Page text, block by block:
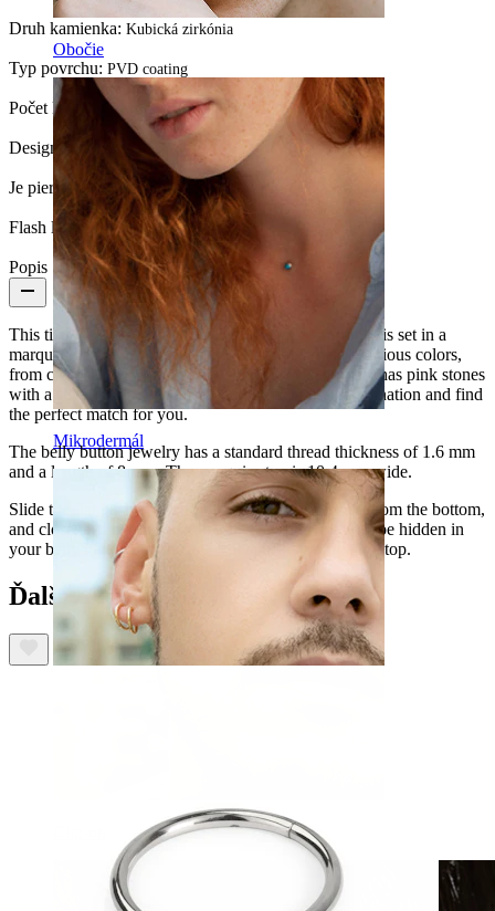
Obočie
Mikrodermál
Druh kamienka: Kubická zirkónia
Typ povrchu: PVD coating
Počet kusov: 1
Design:Marquise stone
Je piercing potiahnutý vrstvou?:
Flash label: 3 za cenu 2
Popis
This titanium floating belly button design with stones is set in a
marquise fan shape. Available in a combination of various colors,
from clear stones with a gold setting to a version that has pink stones
with a silver setting. Browse through the color combination and find
the perfect match for you.
The belly button jewelry has a standard thread thickness of 1.6 mm
and a length of 8 mm. The marquise top is 10.4 mm wide.
Slide the flat back stud through your navel piercing from the bottom,
and close it using the push-in top. The stud will now be hidden in
your belly button and the top will appear as a floating top.
Ďalší zákazníci si kúpili